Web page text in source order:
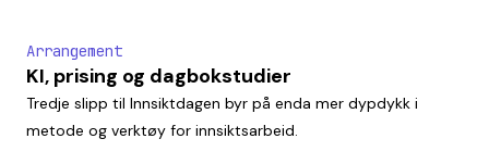
Arrangement
KI, prising og dagbokstudier
Tredje slipp til Innsiktdagen byr på enda mer dypdykk i
metode og verktøy for innsiktsarbeid.